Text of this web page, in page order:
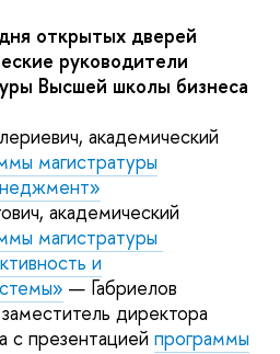
открытых дверей
руководители
Высшей школы бизнеса
академический
магистратуры
академический
магистратуры
и
— Габриелов
директора
с презентацией программы